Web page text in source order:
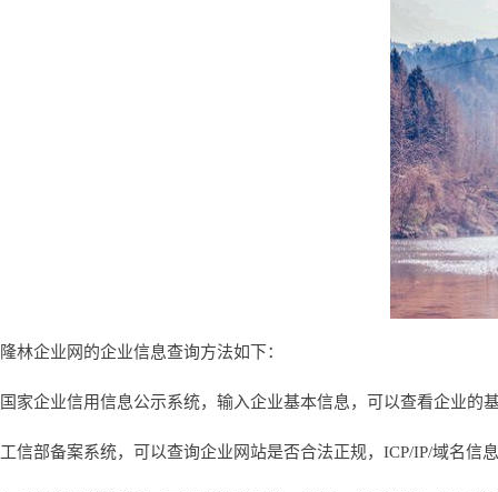
隆林企业网的企业信息查询方法如下：
国家企业信用信息公示系统，输入企业基本信息，可以查看企业的
工信部备案系统，可以查询企业网站是否合法正规，ICP/IP/域名信